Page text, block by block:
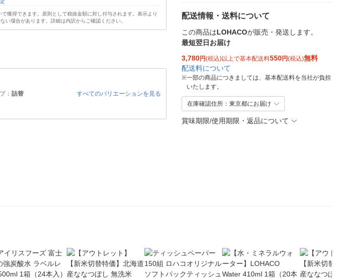
獲得できます。原則として税抜金額に対し付与されます。表示より
い場合があります。詳細は内訳からご確認ください。
： 詰替 すべてのバリエーションを見る
配送情報・送料について
この商品はLOHACOが販売・発送します。
最短翌日お届け
3,780円(税込)以上で基本配送料550円(税込)無料
配送料について
※一部の商品につきましては、基本配送料を当社が負担
いたします。
在庫確認住所：東京都にお届け
賞味期限/使用期限・返品について